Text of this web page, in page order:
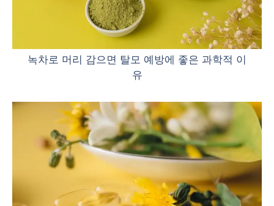
녹차로 머리 감으면 탈모 예방에 좋은 과학적 이
유